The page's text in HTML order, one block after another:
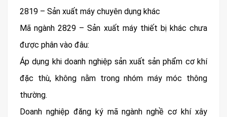
2819 – Sản xuất máy chuyên dụng khác
Mã ngành 2829 – Sản xuất máy thiết bị khác chưa
được phân vào đâu:
Áp dụng khi doanh nghiệp sản xuất sản phẩm cơ khí
đặc thù, không nằm trong nhóm máy móc thông
thường.
Doanh nghiệp đăng ký mã ngành nghề cơ khí xây